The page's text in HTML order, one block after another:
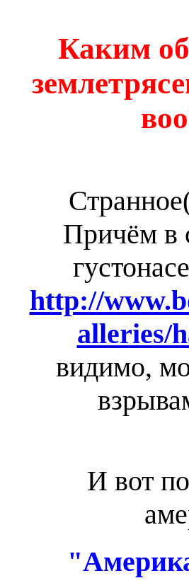
Каким
Причём в
http://
alleries/
видимо,
И вот